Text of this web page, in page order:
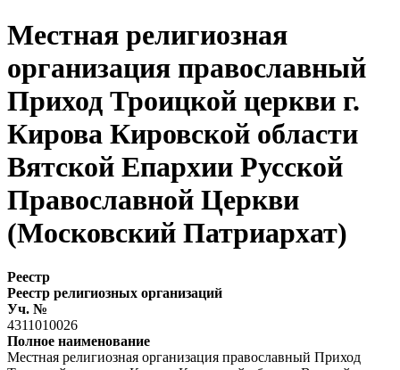
Местная религиозная
организация православный
Приход Троицкой церкви г.
Кирова Кировской области
Вятской Епархии Русской
Православной Церкви
(Московский Патриархат)
Реестр
Реестр религиозных организаций
Уч. №
4311010026
Полное наименование
Местная религиозная организация православный Приход